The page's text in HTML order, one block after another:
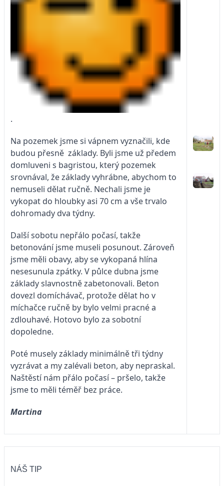
.
Na pozemek jsme si vápnem vyznačili, kde
budou přesně základy. Byli jsme už předem
domluveni s bagristou, který pozemek
srovnával, že základy vyhrábne, abychom to
nemuseli dělat ručně. Nechali jsme je
vykopat do hloubky asi 70 cm a vše trvalo
dohromady dva týdny.
Další sobotu nepřálo počasí, takže
betonování jsme museli posunout. Zároveň
jsme měli obavy, aby se vykopaná hlína
nesesunula zpátky. V půlce dubna jsme
základy slavnostně zabetonovali. Beton
dovezl domíchávač, protože dělat ho v
míchačce ručně by bylo velmi pracné a
zdlouhavé. Hotovo bylo za sobotní
dopoledne.
Poté musely základy minimálně tři týdny
vyzrávat a my zalévali beton, aby nepraskal.
Naštěstí nám přálo počasí – pršelo, takže
jsme to měli téměř bez práce.
Martina
NÁŠ TIP